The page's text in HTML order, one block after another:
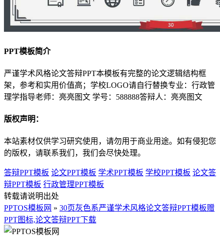
PPT模板简介
严谨学术风格论文答辩PPT本模板有完整的论文逻辑结构框
架，参考和实用价值高；学校LOGO请自行替换专业：行政管
理学指导老师：亮亮图文 学号：588888答辩人：亮亮图文
版权声明：
本站素材仅供学习研究使用，请勿用于商业用途。如有侵犯您
的版权，请联系我们，我们会尽快处理。
答辩PPT模板 论文PPT模板 学术PPT模板 学校PPT模板 论文答
辩PPT模板 行政管理PPT模板
转载请说明出处
PPTOS模板网 » 30页灰色系严谨学术风格论文答辩PPT模板赠
PPT图标,论文答辩PPT下载